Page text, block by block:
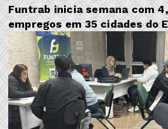
Funtrab inicia semana com
empregos em 35 cidades do